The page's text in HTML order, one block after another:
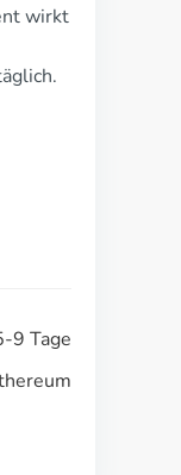
wirkt
9 Tage